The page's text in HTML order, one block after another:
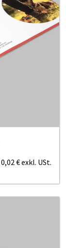
0,02 €exkl. USt.